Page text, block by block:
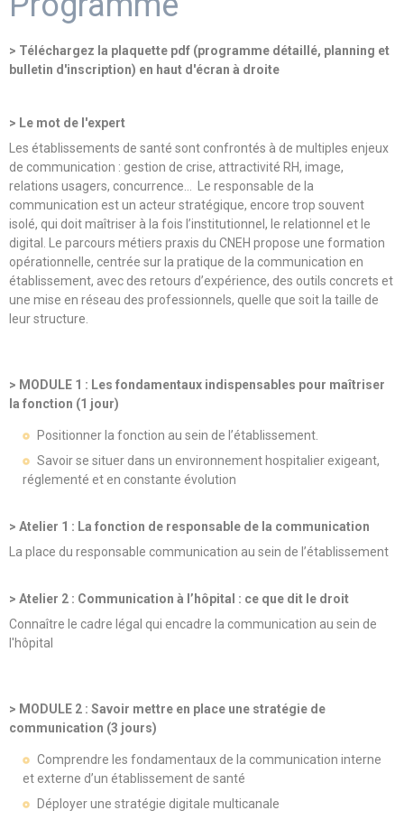
> Téléchargez la plaquette pdf (programme détaillé, planning et
bulletin d'inscription) en haut d'écran à droite
> Le mot de l'expert
Les établissements de santé sont confrontés à de multiples enjeux
de communication : gestion de crise, attractivité RH, image,
relations usagers, concurrence… Le responsable de la
communication est un acteur stratégique, encore trop souvent
isolé, qui doit maîtriser à la fois l’institutionnel, le relationnel et le
digital. Le parcours métiers praxis du CNEH propose une formation
opérationnelle, centrée sur la pratique de la communication en
établissement, avec des retours d’expérience, des outils concrets et
une mise en réseau des professionnels, quelle que soit la taille de
leur structure.
> MODULE 1 : Les fondamentaux indispensables pour maîtriser
la fonction (1 jour)
Positionner la fonction au sein de l’établissement.
Savoir se situer dans un environnement hospitalier exigeant,
réglementé et en constante évolution
> Atelier 1 : La fonction de responsable de la communication
La place du responsable communication au sein de l’établissement
> Atelier 2 : Communication à l’hôpital : ce que dit le droit
Connaître le cadre légal qui encadre la communication au sein de
l'hôpital
> MODULE 2 : Savoir mettre en place une stratégie de
communication (3 jours)
Comprendre les fondamentaux de la communication interne
et externe d’un établissement de santé
Déployer une stratégie digitale multicanale